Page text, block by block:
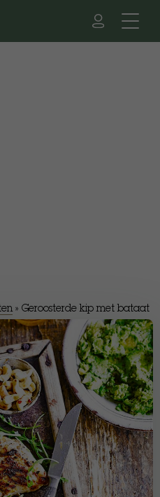
» Geroosterde kip met bataat